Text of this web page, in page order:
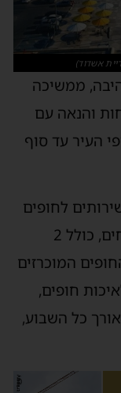
אשדוד)
ממשיכה
והנאה עם
עד סוף
לחופים
נוספים, סה”כ 5 חופים מתוך 7 פתוחים, כולל 2
השנה. 7 החופים המוכרזים
חופים,
כל השבוע,